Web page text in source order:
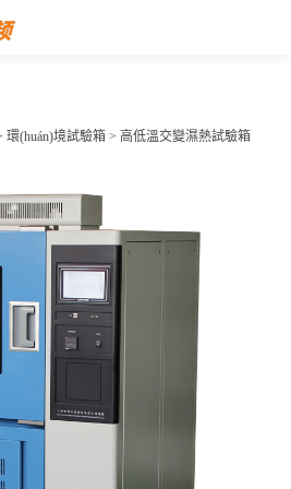
環(huán)境試驗箱 > 高低溫交變濕熱試驗箱